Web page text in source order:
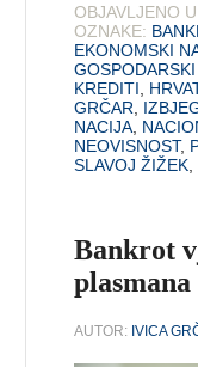
OBJAVLJENO
OZNAKE:
EKONOMSKI
KREDITI
GRČAR
NACIJA
NEOVISNOST,
SLAVOJ ŽIŽEK
Bankrot
plasmana
AUTOR: IVICA